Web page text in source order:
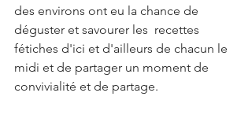
des environs ont eu la chance de
déguster et savourer les  recettes
fétiches d'ici et d'ailleurs de chacun le
midi et de partager un moment de
convivialité et de partage.